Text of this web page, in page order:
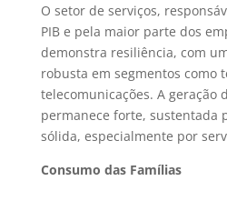
O setor de serviços,
PIB e pela maior parte dos
demonstra resiliência, com
robusta em segmentos como
telecomunicações. A geração
permanece forte, sustentada
sólida, especialmente por
Consumo das Famílias